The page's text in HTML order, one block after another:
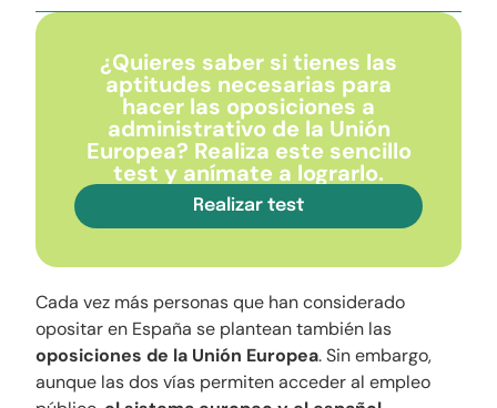
¿Quieres saber si tienes las
aptitudes necesarias para
hacer las oposiciones a
administrativo de la Unión
Europea? Realiza este sencillo
test y anímate a lograrlo.
Realizar test
Cada vez más personas que han considerado
opositar en España se plantean también las
oposiciones de la Unión Europea. Sin embargo,
aunque las dos vías permiten acceder al empleo